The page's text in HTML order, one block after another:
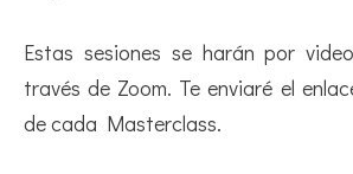
Estas sesiones se harán por
través de Zoom. Te enviaré el
de cada Masterclass.